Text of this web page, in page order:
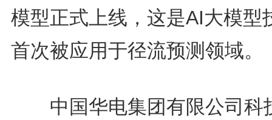
模型正式上线，这是AI大模型
首次被应用于径流预测领域。
中国华电集团有限公司科